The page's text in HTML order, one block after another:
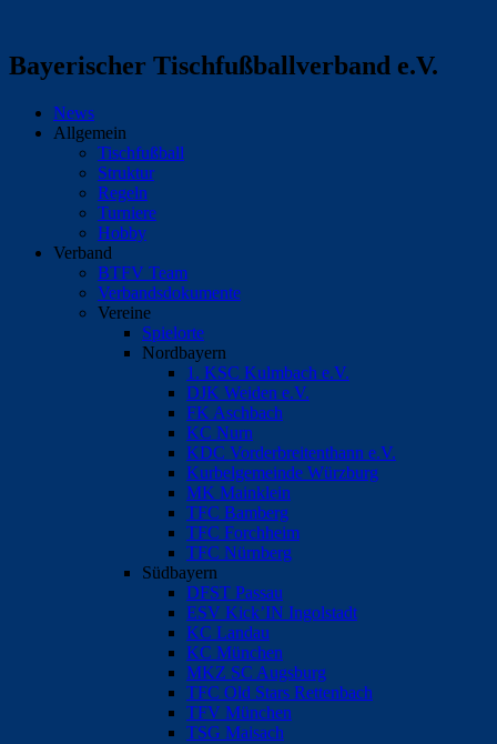
Bayerischer Tischfußballverband e.V.
News
Allgemein
Tischfußball
Struktur
Regeln
Turniere
Hobby
Verband
BTFV Team
Verbandsdokumente
Vereine
Spielorte
Nordbayern
1. KSC Kulmbach e.V.
DJK Weiden e.V.
FK Aschbach
KC Nurn
KDC Vorderbreitenthann e.V.
Kurbelgemeinde Würzburg
MK Mainklein
TFC Bamberg
TFC Forchheim
TFC Nürnberg
Südbayern
DFST Passau
ESV Kick’IN Ingolstadt
KC Landau
KC München
MKZ SC Augsburg
TFC Old Stars Rettenbach
TFV München
TSG Maisach